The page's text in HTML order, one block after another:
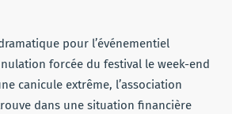
pour l’événementiel
forcée du festival le week-end
canicule extrême, l’association
dans une situation financière